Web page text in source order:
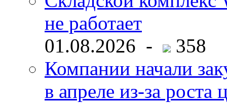
не работает
01.08.2026 -
358
Компании начали
в апреле из-за роста